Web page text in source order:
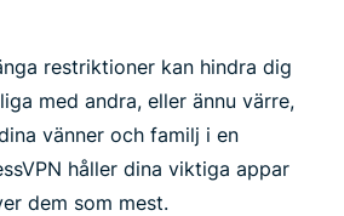
restriktioner kan hindra dig
med andra, eller ännu värre,
vänner och familj i en
håller dina viktiga appar
dem som mest.